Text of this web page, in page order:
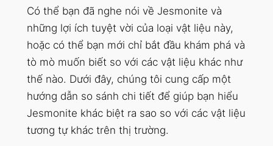
Có thể bạn đã nghe nói về Jesmonite và
những lợi ích tuyệt vời của loại vật liệu này,
hoặc có thể bạn mới chỉ bắt đầu khám phá và
tò mò muốn biết so với các vật liệu khác như
thế nào. Dưới đây, chúng tôi cung cấp một
hướng dẫn so sánh chi tiết để giúp bạn hiểu
Jesmonite khác biệt ra sao so với các vật liệu
tương tự khác trên thị trường.